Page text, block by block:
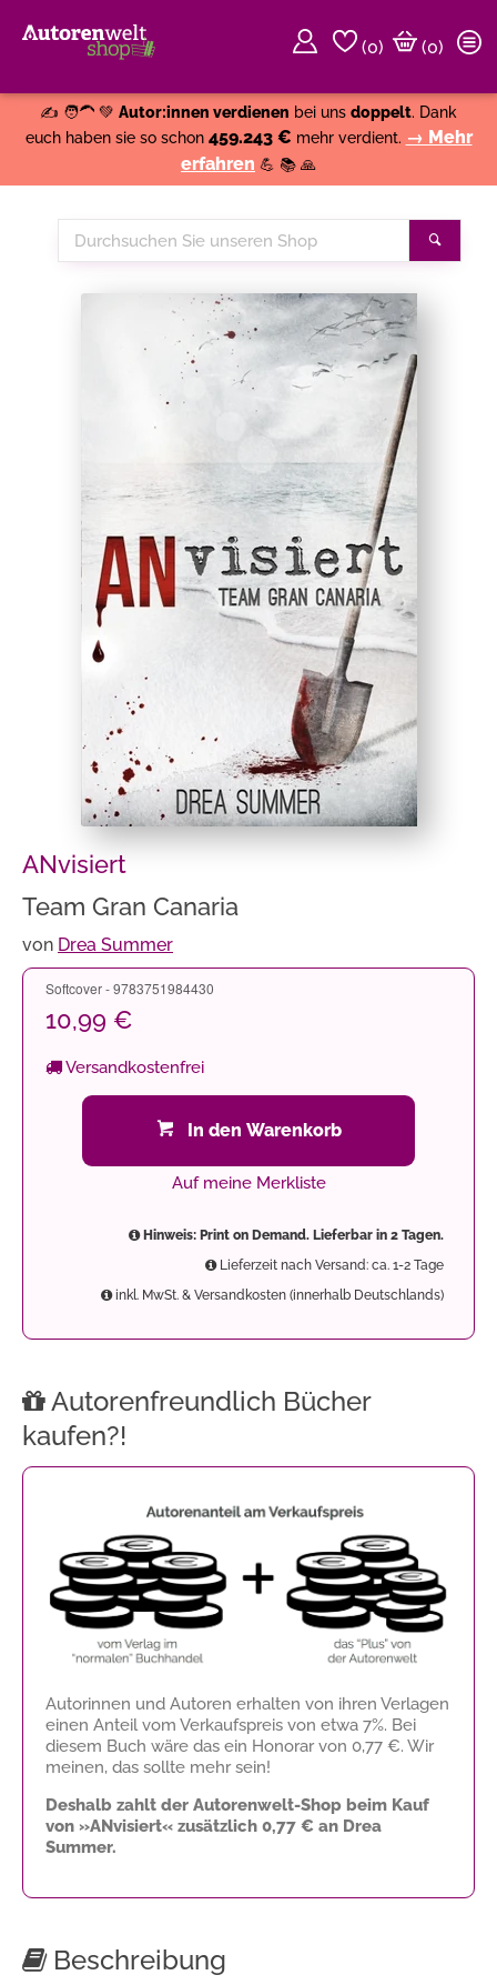
(0)
(0)
✍️ 🧑‍🦱 💚 Autor:innen verdienen bei uns doppelt. Dank
euch haben sie so schon 459.243 € mehr verdient. → Mehr
erfahren 💪 📚 🙏
Durchsuchen
Sie
ANvisiert
Team Gran Canaria
von Drea Summer
Softcover - 9783751984430
10,99 €
Versandkostenfrei
In den Warenkorb
Auf meine Merkliste
Hinweis: Print on Demand. Lieferbar in 2 Tagen.
Lieferzeit nach Versand: ca. 1-2 Tage
inkl. MwSt. & Versandkosten (innerhalb Deutschlands)
Autorenfreundlich Bücher
kaufen?!
Autorinnen und Autoren erhalten von ihren Verlagen
einen Anteil vom Verkaufspreis von etwa 7%. Bei
diesem Buch wäre das ein Honorar von 0,77 €. Wir
meinen, das sollte mehr sein!
Deshalb zahlt der Autorenwelt-Shop beim Kauf
von »ANvisiert« zusätzlich 0,77 € an Drea
Summer.
Beschreibung